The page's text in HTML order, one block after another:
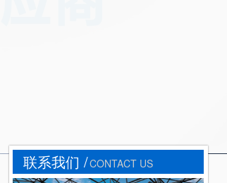
联系我们 /CONTACT US